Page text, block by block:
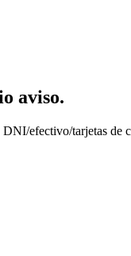
aviso.
efectivo/tarjetas de